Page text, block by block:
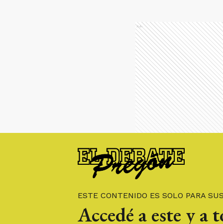
ESTE CONTENIDO ES SOLO PARA
Accedé a este y a
Ads